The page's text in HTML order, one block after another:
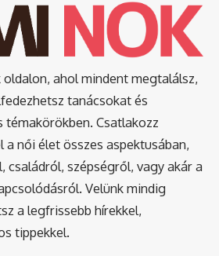
ahol mindent megtalálsz,
tanácsokat és
Csatlakozz
a női élet összes aspektusában,
családról, szépségről, vagy akár a
Velünk mindig
a legfrissebb hírekkel,
tippekkel.